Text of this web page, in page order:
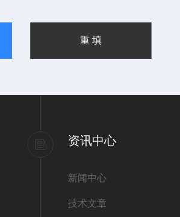
资讯中心
新闻中心
技术文章